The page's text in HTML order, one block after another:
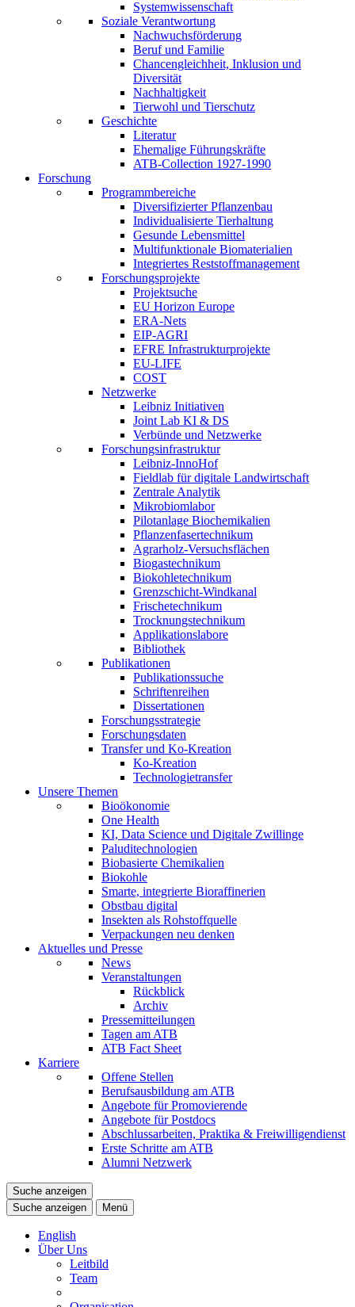
Systemwissenschaft
Soziale Verantwortung
Nachwuchsförderung
Beruf und Familie
Chancengleichheit, Inklusion und
Diversität
Nachhaltigkeit
Tierwohl und Tierschutz
Geschichte
Literatur
Ehemalige Führungskräfte
ATB-Collection 1927-1990
Forschung
Programmbereiche
Diversifizierter Pflanzenbau
Individualisierte Tierhaltung
Gesunde Lebensmittel
Multifunktionale Biomaterialien
Integriertes Reststoffmanagement
Forschungsprojekte
Projektsuche
EU Horizon Europe
ERA-Nets
EIP-AGRI
EFRE Infrastrukturprojekte
EU-LIFE
COST
Netzwerke
Leibniz Initiativen
Joint Lab KI & DS
Verbünde und Netzwerke
Forschungsinfrastruktur
Leibniz-InnoHof
Fieldlab für digitale Landwirtschaft
Zentrale Analytik
Mikrobiomlabor
Pilotanlage Biochemikalien
Pflanzenfasertechnikum
Agrarholz-Versuchsflächen
Biogastechnikum
Biokohletechnikum
Grenzschicht-Windkanal
Frischetechnikum
Trocknungstechnikum
Applikationslabore
Bibliothek
Publikationen
Publikationssuche
Schriftenreihen
Dissertationen
Forschungsstrategie
Forschungsdaten
Transfer und Ko-Kreation
Ko-Kreation
Technologietransfer
Unsere Themen
Bioökonomie
One Health
KI, Data Science und Digitale Zwillinge
Paluditechnologien
Biobasierte Chemikalien
Biokohle
Smarte, integrierte Bioraffinerien
Obstbau digital
Insekten als Rohstoffquelle
Verpackungen neu denken
Aktuelles und Presse
News
Veranstaltungen
Rückblick
Archiv
Pressemitteilungen
Tagen am ATB
ATB Fact Sheet
Karriere
Offene Stellen
Berufsausbildung am ATB
Angebote für Promovierende
Angebote für Postdocs
Abschlussarbeiten, Praktika & Freiwilligendienst
Erste Schritte am ATB
Alumni Netzwerk
Suche anzeigen
Suche anzeigen
Menü
English
Über Uns
Leitbild
Team